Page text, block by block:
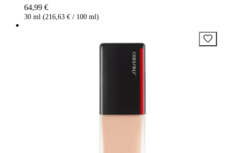
64,99 €
30 ml (216,63 € / 100 ml)